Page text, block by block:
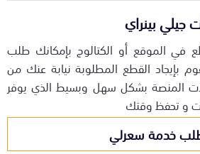
بينراي
في الموقع أو الكتالوج بإمكانك طلب
بإيجاد القطع المطلوبة نيابة عنك من
المنصة بشكل سهل وبسيط الذي يوفر
و تحفظ وقتك
خدمة سعرلي